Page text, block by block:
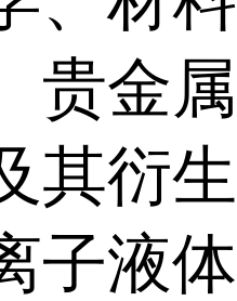
贵金
其衍
子液